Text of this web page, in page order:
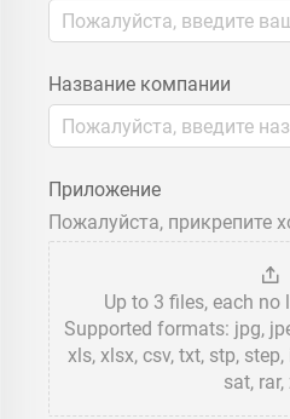
Название компании
Приложение
Пожалуйста, прикрепите
Up to 3 files, each no
Supported formats: jpg,
xls, xlsx, csv, txt, stp,
sat, rar,